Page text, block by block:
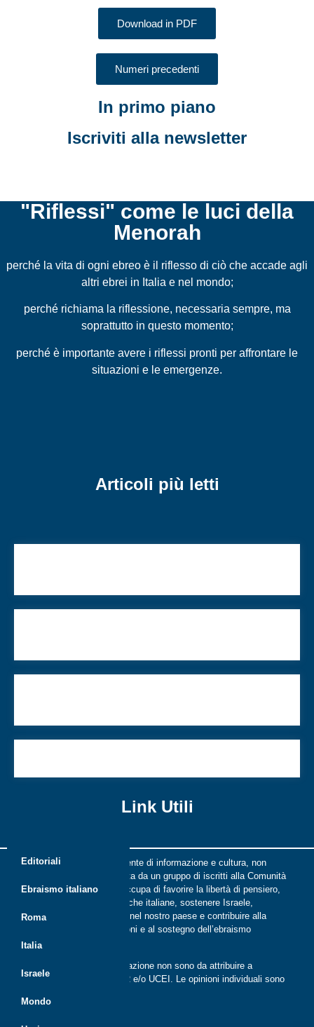
Download in PDF
Numeri precedenti
In primo piano
Iscriviti alla newsletter
"Riflessi" come le luci della
Menorah
perché la vita di ogni ebreo è il riflesso di ciò che accade agli
altri ebrei in Italia e nel mondo;
perché richiama la riflessione, necessaria sempre, ma
soprattutto in questo momento;
perché è importante avere i riflessi pronti per affrontare le
situazioni e le emergenze.
Articoli più letti
Link Utili
Editoriali
Ebraismo italiano
Roma
Italia
Israele
Mondo
Riflessi è una rivista indipendente di informazione e cultura, non
periodica, digitale e on line nata da un gruppo di iscritti alla Comunità
ebraica di Roma. Riflessi si occupa di favorire la libertà di pensiero,
il dialogo tra le comunità ebraiche italiane, sostenere Israele,
promuovere la cultura ebraica nel nostro paese e contribuire alla
crescita delle nuove generazioni e al sostegno dell’ebraismo
italiano.
Le opinioni espresse dalla redazione non sono da attribuire a
nessuna lista presente in CER e/o UCEI. Le opinioni individuali sono